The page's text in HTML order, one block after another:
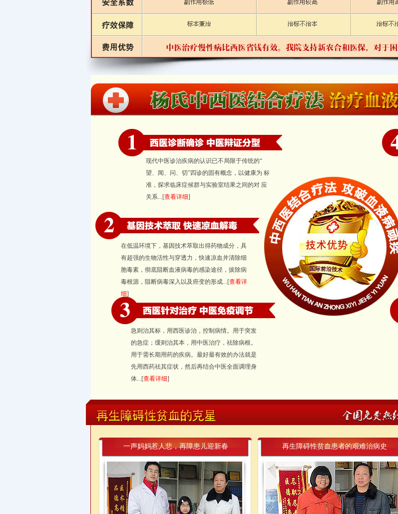
现代中医诊治疾病的认识已不局限于传统的“
望、闻、问、切”四诊的固有概念，以健康为 标
准，探求临床症候群与实验室结果之间的对 应
关系...[查看详细]
在低温环境下，基因技术萃取出得药物成分，具
有超强的生物活性与穿透力，快速凉血并清除细
胞毒素，彻底阻断血液病毒的感染途径，拔除病
毒根源，阻断病毒深入以及癌变的形成...[查看详
细]
急则治其标，用西医诊治，控制病情。用于突发
的急症；缓则治其本，用中医治疗，祛除病根。
用于需长期用药的疾病。最好最有效的办法就是
先用西药祛其症状，然后再结合中医全面调理身
体...[查看详细]
一声妈妈惹人悲，再障患儿迎新春 再生障碍性贫血患者的艰难治病史